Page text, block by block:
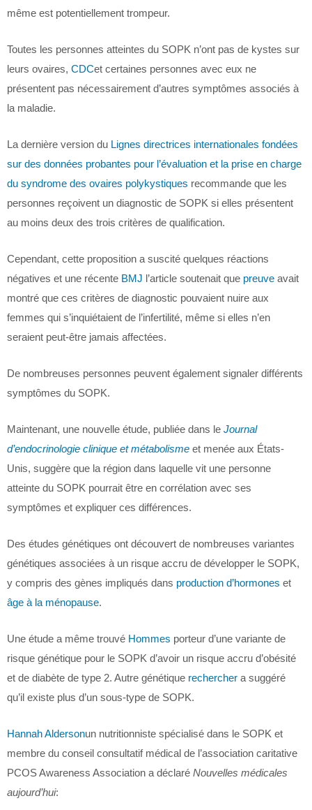
même est potentiellement trompeur.
Toutes les personnes atteintes du SOPK n’ont pas de kystes sur
leurs ovaires, CDCet certaines personnes avec eux ne
présentent pas nécessairement d’autres symptômes associés à
la maladie.
La dernière version du Lignes directrices internationales fondées
sur des données probantes pour l’évaluation et la prise en charge
du syndrome des ovaires polykystiques recommande que les
personnes reçoivent un diagnostic de SOPK si elles présentent
au moins deux des trois critères de qualification.
Cependant, cette proposition a suscité quelques réactions
négatives et une récente BMJ l’article soutenait que preuve avait
montré que ces critères de diagnostic pouvaient nuire aux
femmes qui s’inquiétaient de l’infertilité, même si elles n’en
seraient peut-être jamais affectées.
De nombreuses personnes peuvent également signaler différents
symptômes du SOPK.
Maintenant, une nouvelle étude, publiée dans le Journal
d’endocrinologie clinique et métabolisme et menée aux États-
Unis, suggère que la région dans laquelle vit une personne
atteinte du SOPK pourrait être en corrélation avec ses
symptômes et expliquer ces différences.
Des études génétiques ont découvert de nombreuses variantes
génétiques associées à un risque accru de développer le SOPK,
y compris des gènes impliqués dans production d’hormones et
âge à la ménopause.
Une étude a même trouvé Hommes porteur d’une variante de
risque génétique pour le SOPK d’avoir un risque accru d’obésité
et de diabète de type 2. Autre génétique rechercher a suggéré
qu’il existe plus d’un sous-type de SOPK.
Hannah Aldersonun nutritionniste spécialisé dans le SOPK et
membre du conseil consultatif médical de l’association caritative
PCOS Awareness Association a déclaré Nouvelles médicales
aujourd’hui: